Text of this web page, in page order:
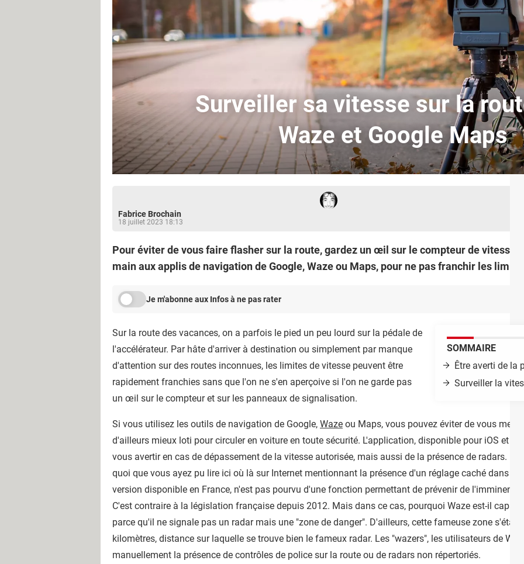
Surveiller sa vitesse sur la
Waze et Google Maps
Fabrice Brochain
18 juillet 2023 18:13
Pour éviter de vous faire flasher sur la route, gardez un œil sur le compteur de vitesse
main aux applis de navigation de Google, Waze ou Maps, pour ne pas franchir les
Je m'abonne aux Infos à ne pas rater
SOMMAIRE
Être averti de la
Surveiller la
Sur la route des vacances, on a parfois le pied un peu lourd sur la pédale de
l'accélérateur. Par hâte d'arriver à destination ou simplement par manque
d'attention sur des routes inconnues, les limites de vitesse peuvent être
rapidement franchies sans que l'on ne s'en aperçoive si l'on ne garde pas
un œil sur le compteur et sur les panneaux de signalisation.
Si vous utilisez les outils de navigation de Google, Waze ou Maps, vous pouvez éviter de vous
d'ailleurs mieux loti pour circuler en voiture en toute sécurité. L'application, disponible pour iOS et
vous avertir en cas de dépassement de la vitesse autorisée, mais aussi de la présence de radars.
quoi que vous ayez pu lire ici où là sur Internet mentionnant la présence d'un réglage caché dans
version disponible en France, n'est pas pourvu d'une fonction permettant de prévenir de l'imminence
C'est contraire à la législation française depuis 2012. Mais dans ce cas, pourquoi Waze est-il
parce qu'il ne signale pas un radar mais une "zone de danger". D'ailleurs, cette fameuse zone s'étale
kilomètres, distance sur laquelle se trouve bien le fameux radar. Les "wazers", les utilisateurs de
manuellement la présence de contrôles de police sur la route ou de radars non répertoriés.